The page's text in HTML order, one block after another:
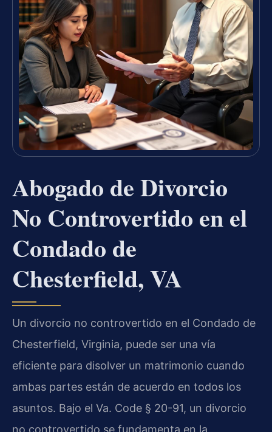
Abogado de Divorcio
No Controvertido en el
Condado de
Chesterfield, VA
Un divorcio no controvertido en el Condado de
Chesterfield, Virginia, puede ser una vía
eficiente para disolver un matrimonio cuando
ambas partes están de acuerdo en todos los
asuntos. Bajo el Va. Code § 20-91, un divorcio